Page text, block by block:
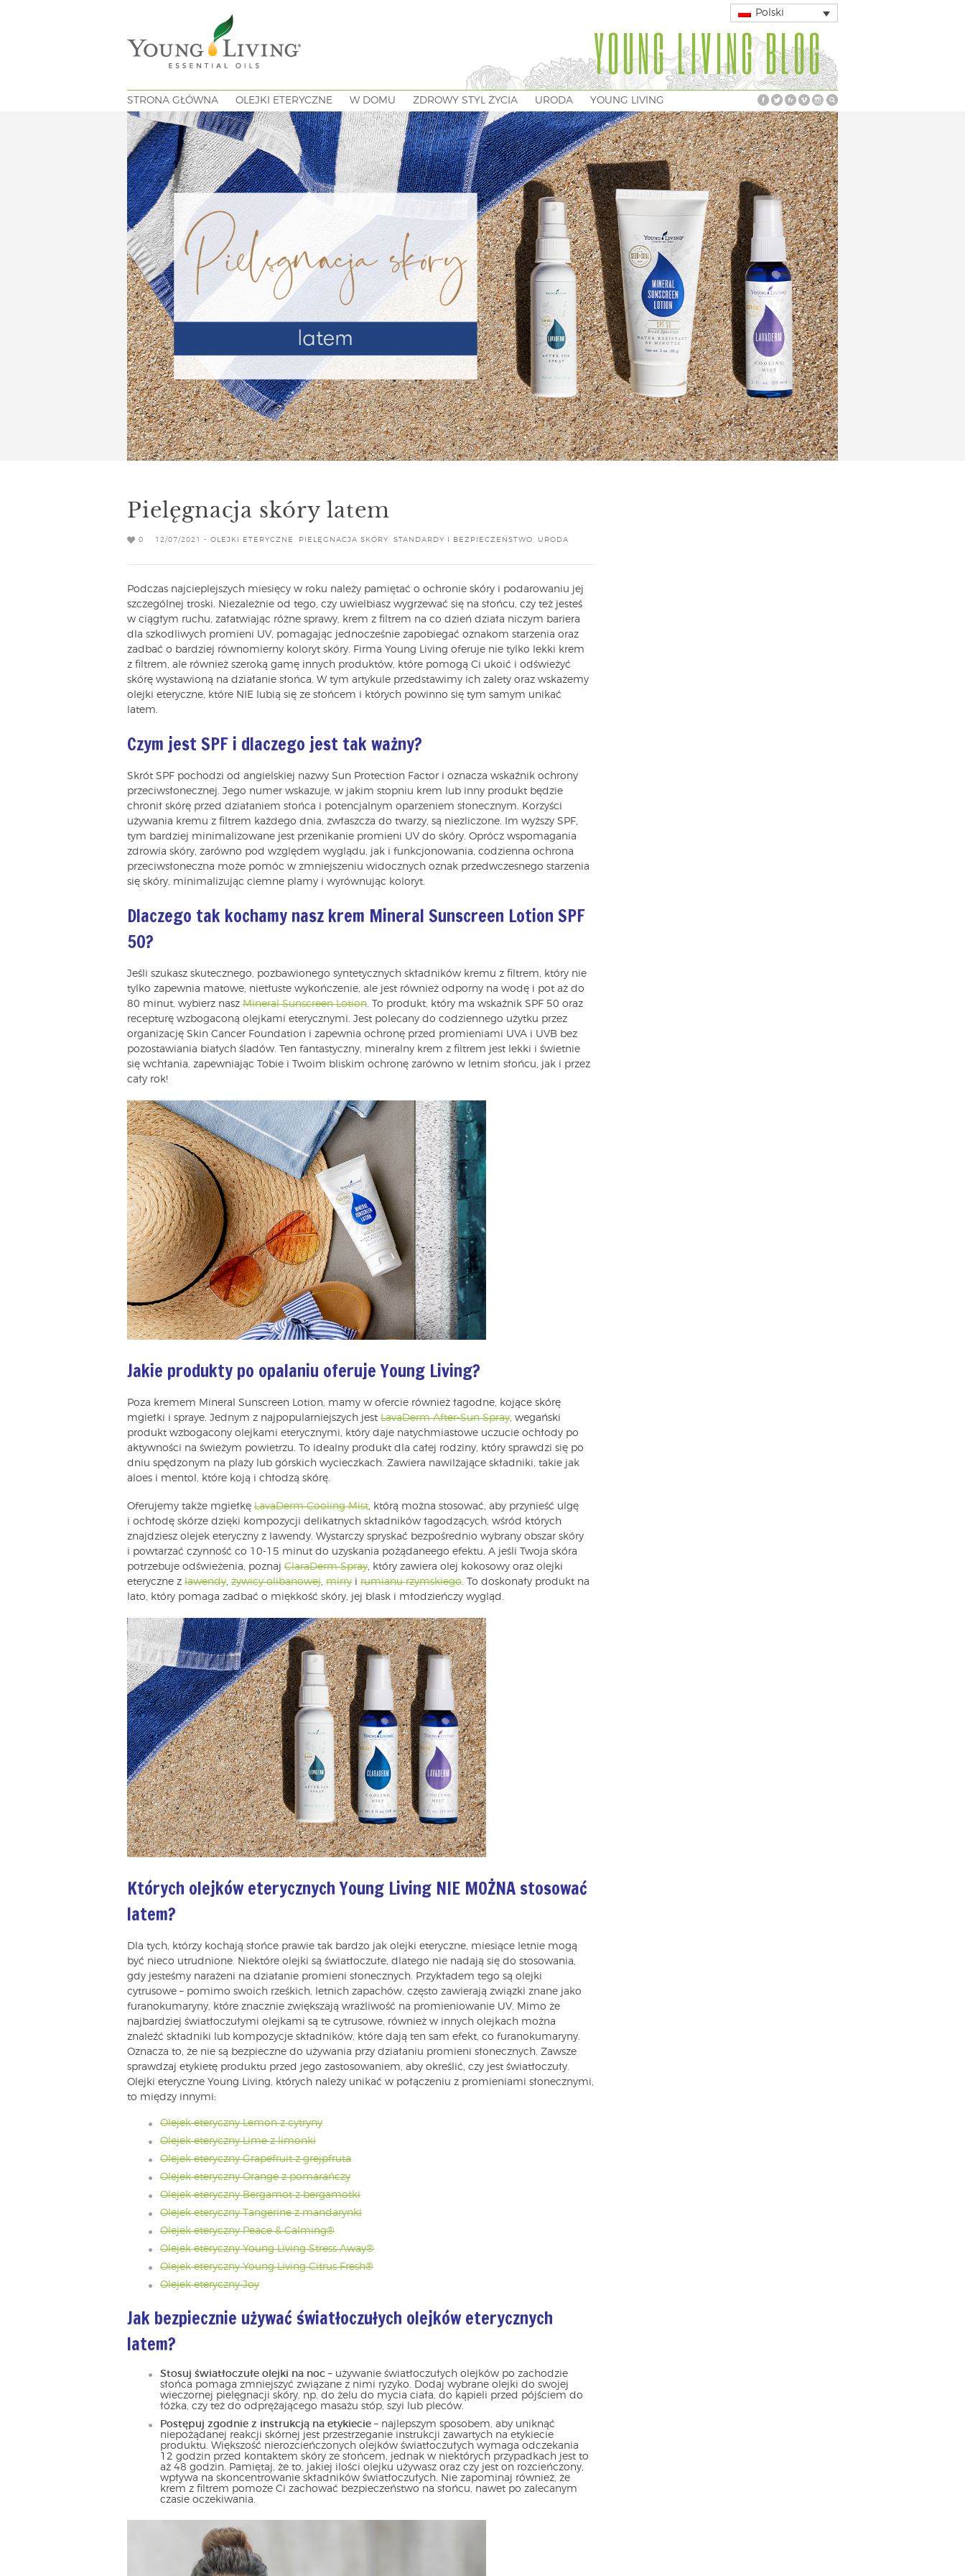
Polski
YOUNG LIVING BLOG
STRONA GŁÓWNA OLEJKI ETERYCZNE W DOMU ZDROWY STYL ŻYCIA URODA YOUNG LIVING
Pielęgnacja skóry latem
0 12/07/2021 - OLEJKI ETERYCZNE PIELĘGNACJA SKÓRY STANDARDY I BEZPIECZEŃSTWO URODA
Podczas najcieplejszych miesięcy w roku należy pamiętać o ochronie skóry i podarowaniu jej
szczególnej troski. Niezależnie od tego, czy uwielbiasz wygrzewać się na słońcu, czy też jesteś
w ciągłym ruchu, załatwiając różne sprawy, krem z filtrem na co dzień działa niczym bariera
dla szkodliwych promieni UV, pomagając jednocześnie zapobiegać oznakom starzenia oraz
zadbać o bardziej równomierny koloryt skóry. Firma Young Living oferuje nie tylko lekki krem
z filtrem, ale również szeroką gamę innych produktów, które pomogą Ci ukoić i odświeżyć
skórę wystawioną na działanie słońca. W tym artykule przedstawimy ich zalety oraz wskażemy
olejki eteryczne, które NIE lubią się ze słońcem i których powinno się tym samym unikać
latem.
Czym jest SPF i dlaczego jest tak ważny?
Skrót SPF pochodzi od angielskiej nazwy Sun Protection Factor i oznacza wskaźnik ochrony
przeciwsłonecznej. Jego numer wskazuje, w jakim stopniu krem lub inny produkt będzie
chronił skórę przed działaniem słońca i potencjalnym oparzeniem słonecznym. Korzyści
używania kremu z filtrem każdego dnia, zwłaszcza do twarzy, są niezliczone. Im wyższy SPF,
tym bardziej minimalizowane jest przenikanie promieni UV do skóry. Oprócz wspomagania
zdrowia skóry, zarówno pod względem wyglądu, jak i funkcjonowania, codzienna ochrona
przeciwsłoneczna może pomóc w zmniejszeniu widocznych oznak przedwczesnego starzenia
się skóry, minimalizując ciemne plamy i wyrównując koloryt.
Dlaczego tak kochamy nasz krem Mineral Sunscreen Lotion SPF
50?
Jeśli szukasz skutecznego, pozbawionego syntetycznych składników kremu z filtrem, który nie
tylko zapewnia matowe, nietłuste wykończenie, ale jest również odporny na wodę i pot aż do
80 minut, wybierz nasz Mineral Sunscreen Lotion . To produkt, który ma wskaźnik SPF 50 oraz
recepturę wzbogaconą olejkami eterycznymi. Jest polecany do codziennego użytku przez
organizację Skin Cancer Foundation i zapewnia ochronę przed promieniami UVA i UVB bez
pozostawiania białych śladów. Ten fantastyczny, mineralny krem z filtrem jest lekki i świetnie
się wchłania, zapewniając Tobie i Twoim bliskim ochronę zarówno w letnim słońcu, jak i przez
cały rok!
Jakie produkty po opalaniu oferuje Young Living?
Poza kremem Mineral Sunscreen Lotion, mamy w ofercie również łagodne, kojące skórę
mgiełki i spraye. Jednym z najpopularniejszych jest LavaDerm After-Sun Spray , wegański
produkt wzbogacony olejkami eterycznymi, który daje natychmiastowe uczucie ochłody po
aktywności na świeżym powietrzu. To idealny produkt dla całej rodziny, który sprawdzi się po
dniu spędzonym na plaży lub górskich wycieczkach. Zawiera nawilżające składniki, takie jak
aloes i mentol, które koją i chłodzą skórę.
Oferujemy także mgiełkę LavaDerm Cooling Mist , którą można stosować, aby przynieść ulgę
i ochłodę skórze dzięki kompozycji delikatnych składników łagodzących, wśród których
znajdziesz olejek eteryczny z lawendy. Wystarczy spryskać bezpośrednio wybrany obszar skóry
i powtarzać czynność co 10-15 minut do uzyskania pożądaneego efektu. A jeśli Twoja skóra
potrzebuje odświeżenia, poznaj ClaraDerm Spray , który zawiera olej kokosowy oraz olejki
eteryczne z lawendy żywicy olibanowej mirry i rumianu rzymskiego . To doskonały produkt na
lato, który pomaga zadbać o miękkość skóry, jej blask i młodzieńczy wygląd.
Których olejków eterycznych Young Living NIE MOŻNA stosować
latem?
Dla tych, którzy kochają słońce prawie tak bardzo jak olejki eteryczne, miesiące letnie mogą
być nieco utrudnione. Niektóre olejki są światłoczułe, dlatego nie nadają się do stosowania,
gdy jesteśmy narażeni na działanie promieni słonecznych. Przykładem tego są olejki
cytrusowe – pomimo swoich rześkich, letnich zapachów, często zawierają związki znane jako
furanokumaryny, które znacznie zwiększają wrażliwość na promieniowanie UV. Mimo że
najbardziej światłoczułymi olejkami są te cytrusowe, również w innych olejkach można
znaleźć składniki lub kompozycje składników, które dają ten sam efekt, co furanokumaryny.
Oznacza to, że nie są bezpieczne do używania przy działaniu promieni słonecznych. Zawsze
sprawdzaj etykietę produktu przed jego zastosowaniem, aby określić, czy jest światłoczuły.
Olejki eteryczne Young Living, których należy unikać w połączeniu z promieniami słonecznymi,
to między innymi:
Olejek eteryczny Lemon z cytryny
Olejek eteryczny Lime z limonki
Olejek eteryczny Grapefruit z grejpfruta
Olejek eteryczny Orange z pomarańczy
Olejek eteryczny Bergamot z bergamotki
Olejek eteryczny Tangerine z mandarynki
Olejek eteryczny Peace & Calming®
Olejek eteryczny Young Living Stress Away®
Olejek eteryczny Young Living Citrus Fresh®
Olejek eteryczny Joy
Jak bezpiecznie używać światłoczułych olejków eterycznych
latem?
Stosuj światłoczułe olejki na noc – używanie światłoczułych olejków po zachodzie
słońca pomaga zmniejszyć związane z nimi ryzyko. Dodaj wybrane olejki do swojej
wieczornej pielęgnacji skóry, np. do żelu do mycia ciała, do kąpieli przed pójściem do
łóżka, czy też do odprężającego masażu stóp, szyi lub pleców.
Postępuj zgodnie z instrukcją na etykiecie – najlepszym sposobem, aby uniknąć
niepożądanej reakcji skórnej jest przestrzeganie instrukcji zawartych na etykiecie
produktu. Większość nierozcieńczonych olejków światłoczułych wymaga odczekania
12 godzin przed kontaktem skóry ze słońcem, jednak w niektórych przypadkach jest to
aż 48 godzin. Pamiętaj, że to, jakiej ilości olejku używasz oraz czy jest on rozcieńczony,
wpływa na skoncentrowanie składników światłoczułych. Nie zapominaj również, że
krem z filtrem pomoże Ci zachować bezpieczeństwo na słońcu, nawet po zalecanym
czasie oczekiwania.